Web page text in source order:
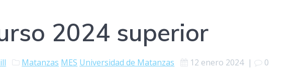
2024 superior
Matanzas MES Universidad de Matanzas 12 enero 2024| 0